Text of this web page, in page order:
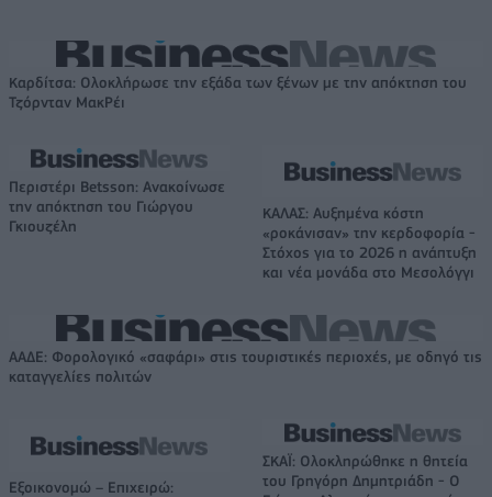
Καρδίτσα: Ολοκλήρωσε την εξάδα των ξένων με την απόκτηση του
Τζόρνταν ΜακΡέι
Περιστέρι Betsson: Ανακοίνωσε
την απόκτηση του Γιώργου
Γκιουζέλη
ΚΑΛΑΣ: Αυξημένα κόστη
«ροκάνισαν» την κερδοφορία -
Στόχος για το 2026 η ανάπτυξη
και νέα μονάδα στο Μεσολόγγι
ΑΑΔΕ: Φορολογικό «σαφάρι» στις τουριστικές περιοχές, με οδηγό τις
καταγγελίες πολιτών
Εξοικονομώ – Επιχειρώ:
ΣΚΑΪ: Ολοκληρώθηκε η θητεία
του Γρηγόρη Δημητριάδη - Ο